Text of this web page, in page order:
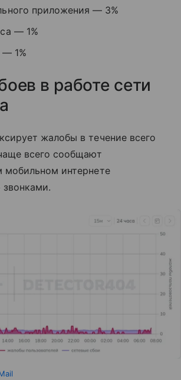
приложения — 3%
— 1%
— 1%
в работе сети
жалобы в течение всего
всего сообщают
мобильном интернете